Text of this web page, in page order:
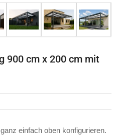
Bild
in
Galerieansicht
Bild
in
Galerieansicht
Bild
in
laden
900 cm x 200 cm mit
einfach oben konfigurieren.